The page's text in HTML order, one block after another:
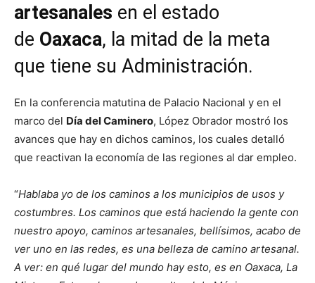
artesanales en el estado
de Oaxaca, la mitad de la meta
que tiene su Administración.
En la conferencia matutina de Palacio Nacional y en el
marco del Día del Caminero, López Obrador mostró los
avances que hay en dichos caminos, los cuales detalló
que reactivan la economía de las regiones al dar empleo.
“Hablaba yo de los caminos a los municipios de usos y
costumbres. Los caminos que está haciendo la gente con
nuestro apoyo, caminos artesanales, bellísimos, acabo de
ver uno en las redes, es una belleza de camino artesanal.
A ver: en qué lugar del mundo hay esto, es en Oaxaca, La